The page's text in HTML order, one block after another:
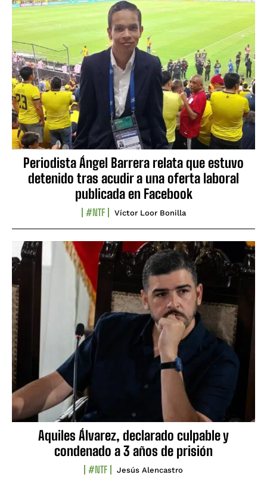
Periodista Ángel Barrera relata que estuvo
detenido tras acudir a una oferta laboral
publicada en Facebook
#NTF Víctor Loor Bonilla
Aquiles Álvarez, declarado culpable y
condenado a 3 años de prisión
#NTF Jesús Alencastro